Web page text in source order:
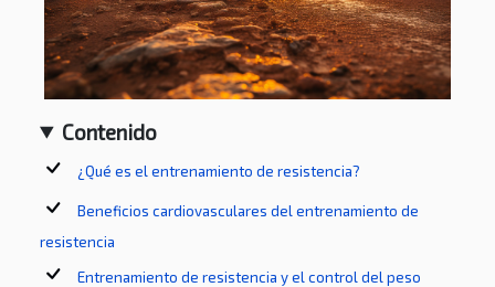
Contenido
¿Qué es el entrenamiento de resistencia?
Beneficios cardiovasculares del entrenamiento de
resistencia
Entrenamiento de resistencia y el control del peso